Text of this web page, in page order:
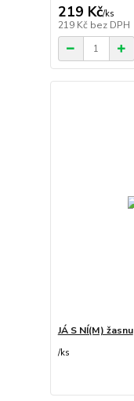
219 Kč/ks
219 Kč bez DPH
JÁ S NÍ(M) žasnu
/ks